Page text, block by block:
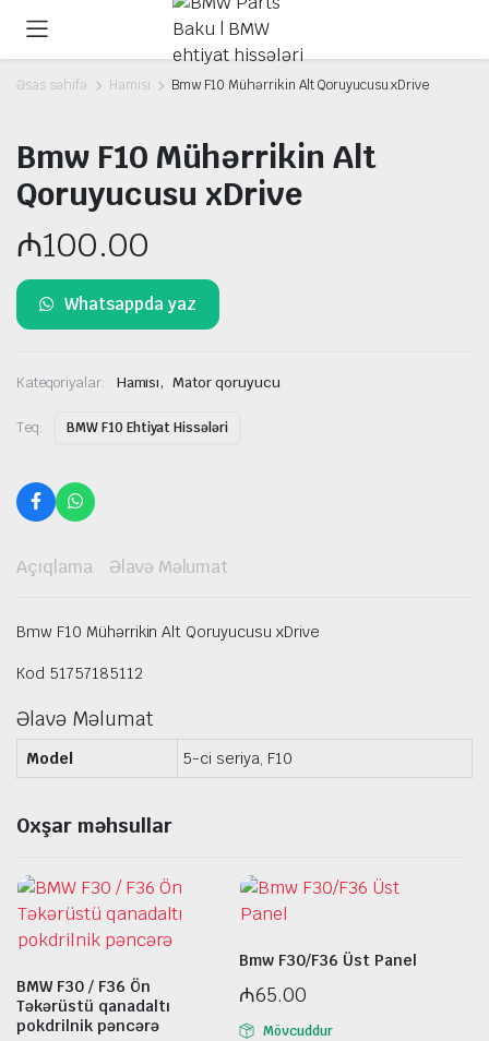
Əsas səhifə Hamısı Bmw F10 Mühərrikin Alt Qoruyucusu xDrive
Bmw F10 Mühərrikin Alt
Qoruyucusu xDrive
₼100.00
Whatsappda yaz
Kateqoriyalar: Hamısı, Mator qoruyucu
Teq: BMW F10 Ehtiyat Hissələri
Açıqlama Əlavə Məlumat
Bmw F10 Mühərrikin Alt Qoruyucusu xDrive
Kod 51757185112
Əlavə Məlumat
Model 5-ci seriya, F10
Oxşar məhsullar
BMW F30 / F36 Ön
Təkərüstü qanadaltı
pokdrilnik pəncərə
Bmw F30/F36 Üst Panel
₼65.00
Mövcuddur